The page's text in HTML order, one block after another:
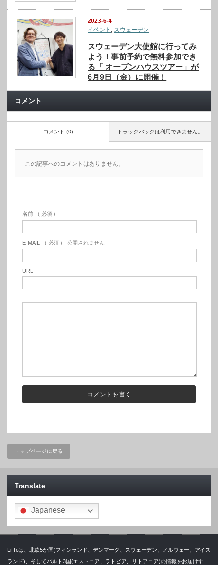
2023-6-4
イベント , スウェーデン
スウェーデン大使館に行ってみ
よう！事前予約で無料参加でき
る「 オープンハウスツアー」が
6月9日（金）に開催！
コメント
トラックバックは利用できません。
コメント (0)
この記事へのコメントはありません。
名前 ( 必須 )
E-MAIL ( 必須 ) - 公開されません -
URL
トップページに戻る
Translate
Japanese
LifTeは、北欧5か国(フィンランド、デンマーク、スウェーデン、ノルウェー、アイス
ランド)、そしてバルト3国(エストニア、ラトビア、リトアニア)の情報をお届けす